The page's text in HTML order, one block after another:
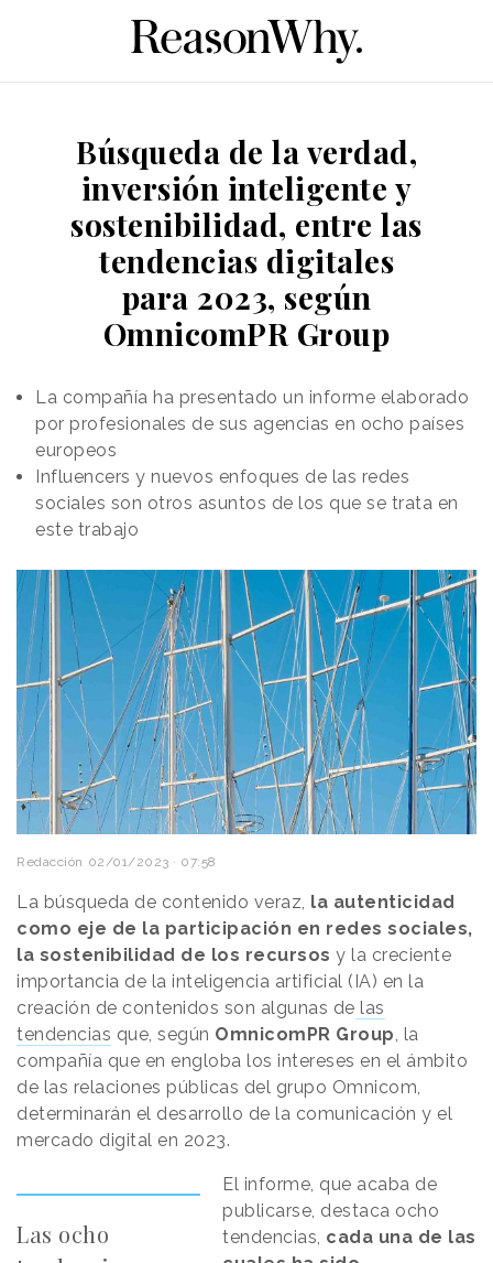
Búsqueda de la verdad,
inversión inteligente y
sostenibilidad, entre las
tendencias digitales
para 2023, según
OmnicomPR Group
La compañía ha presentado un informe elaborado
por profesionales de sus agencias en ocho países
europeos
Influencers y nuevos enfoques de las redes
sociales son otros asuntos de los que se trata en
este trabajo
Redacción 02/01/2023 · 07:58
La búsqueda de contenido veraz, la autenticidad
como eje de la participación en redes sociales,
la sostenibilidad de los recursos y la creciente
importancia de la inteligencia artificial (IA) en la
creación de contenidos son algunas de las
tendencias que, según OmnicomPR Group, la
compañía que en engloba los intereses en el ámbito
de las relaciones públicas del grupo Omnicom,
determinarán el desarrollo de la comunicación y el
mercado digital en 2023.
Las ocho
El informe, que acaba de
publicarse, destaca ocho
tendencias, cada una de las